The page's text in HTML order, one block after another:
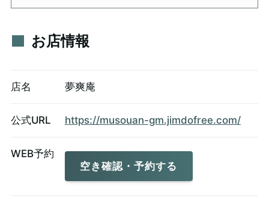
お店情報
店名 夢爽庵
公式URL https://musouan-gm.jimdofree.com/
WEB予約
空き確認・予約する